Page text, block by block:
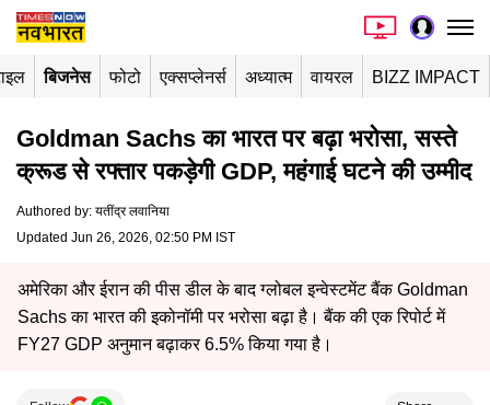
बिजनेस फोटो एक्सप्लेनर्स अध्यात्म वायरल BIZZ IMPACT
Goldman Sachs का भारत पर बढ़ा भरोसा, सस्ते
क्रूड से रफ्तार पकड़ेगी GDP, महंगाई घटने की उम्मीद
Authored by: यतींद्र लवानिया
Updated Jun 26, 2026, 02:50 PM IST
अमेरिका और ईरान की पीस डील के बाद ग्लोबल इन्वेस्टमेंट बैंक Goldman
Sachs का भारत की इकोनॉमी पर भरोसा बढ़ा है। बैंक की एक रिपोर्ट में
FY27 GDP अनुमान बढ़ाकर 6.5% किया गया है।